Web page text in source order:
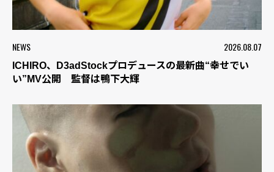
NEWS 2026.08.07
ICHIRO、D3adStockプロデュースの最新曲“幸せでい
い”MV公開 監督は鴨下大輝